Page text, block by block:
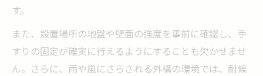
す。
また、設置場所の地盤や壁面の強度を事前に確認し、手
すりの固定が確実に行えるようにすることも欠かせませ
ん。さらに、雨や風にさらされる外構の環境では、耐候